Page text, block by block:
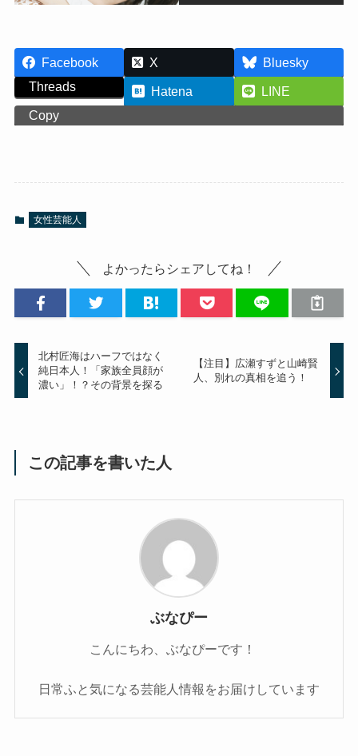
Facebook X
Bluesky
Threads
Hatena
LINE
Copy
女性芸能人
よかったらシェアしてね！
北村匠海はハーフではなく
純日本人！「家族全員顔が
濃い」！？その背景を探る
【注目】広瀬すずと山崎賢
人、別れの真相を追う！
この記事を書いた人
ぶなぴー
こんにちわ、ぶなぴーです！
日常ふと気になる芸能人情報をお届けしています